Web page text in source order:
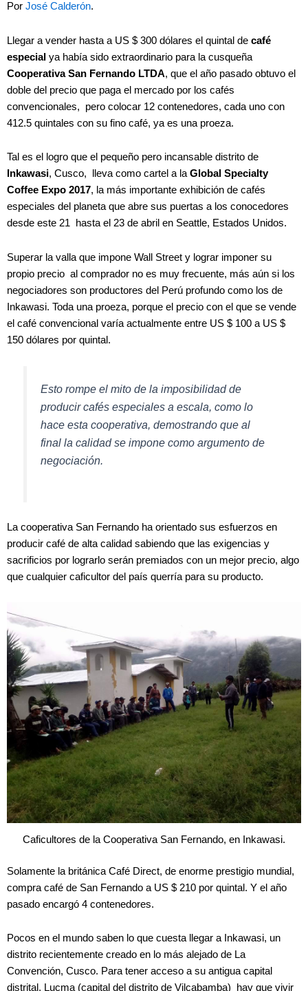
Por José Calderón.
Llegar a vender hasta a US $ 300 dólares el quintal de café
especial ya había sido extraordinario para la cusqueña
Cooperativa San Fernando LTDA, que el año pasado obtuvo el
doble del precio que paga el mercado por los cafés
convencionales, pero colocar 12 contenedores, cada uno con
412.5 quintales con su fino café, ya es una proeza.
Tal es el logro que el pequeño pero incansable distrito de
Inkawasi, Cusco, lleva como cartel a laGlobal Specialty
Coffee Expo 2017, la más importante exhibición de cafés
especiales del planeta que abre sus puertas a los conocedores
desde este 21 hasta el 23 de abril en Seattle, Estados Unidos.
Superar la valla que impone Wall Street y lograr imponer su
propio precio al comprador no es muy frecuente, más aún si los
negociadores son productores del Perú profundo como los de
Inkawasi. Toda una proeza, porque el precio con el que se vende
el café convencional varía actualmente entre US $ 100 a US $
150 dólares por quintal.
Esto rompe el mito de la imposibilidad de
producir cafés especiales a escala, como lo
hace esta cooperativa, demostrando que al
final la calidad se impone como argumento de
negociación.
La cooperativa San Fernando ha orientado sus esfuerzos en
producir café de alta calidad sabiendo que las exigencias y
sacrificios por lograrlo serán premiados con un mejor precio, algo
que cualquier caficultor del país querría para su producto.
Caficultores de la Cooperativa San Fernando, en Inkawasi.
Solamente la británica Café Direct, de enorme prestigio mundial,
compra café de San Fernando a US $ 210 por quintal. Y el año
pasado encargó 4 contenedores.
Pocos en el mundo saben lo que cuesta llegar a Inkawasi, un
distrito recientemente creado en lo más alejado de La
Convención, Cusco. Para tener acceso a su antigua capital
distrital, Lucma (capital del distrito de Vilcabamba) hay que vivir